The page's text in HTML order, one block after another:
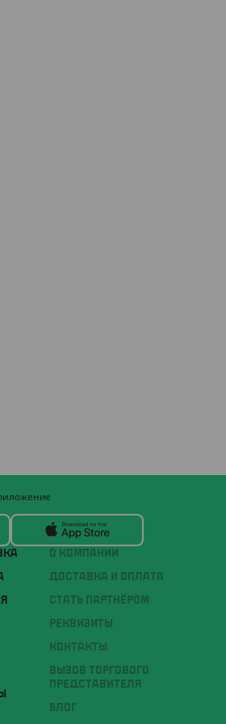
О КОМПАНИИ
ДОСТАВКА И ОПЛАТА
СТАТЬ ПАРТНЁРОМ
РЕКВИЗИТЫ
КОНТАКТЫ
ВЫЗОВ ТОРГОВОГО
ПРЕДСТАВИТЕЛЯ
БЛОГ